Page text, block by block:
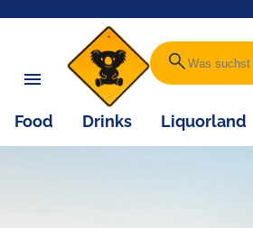
search
Food Drinks Liquorland